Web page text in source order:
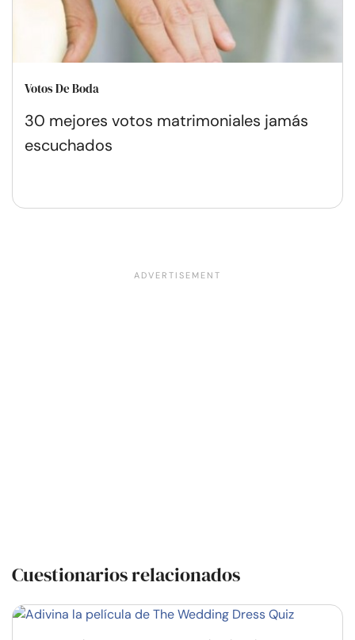
Votos De Boda
30 mejores votos matrimoniales jamás
escuchados
Cuestionarios relacionados